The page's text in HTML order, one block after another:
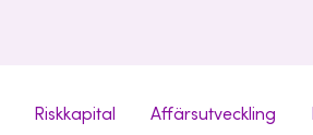
Riskkapital Affärsutveckling